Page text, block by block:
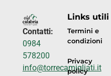
Contatti:
0984
578200
info@torrecamigliati.it
Links utili
Termini e
condizioni
Privacy
policy